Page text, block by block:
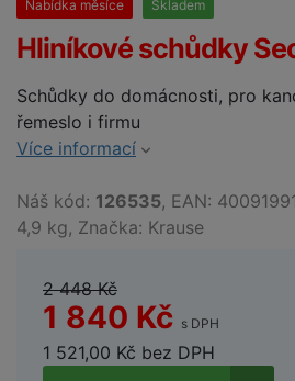
Nabídka měsíce Skladem
Hliníkové schůdky
Schůdky do domácnosti, pro
řemeslo i firmu
Více informací
Náš kód: 126535, EAN:
4,9 kg, Značka: Krause
2 448 Kč
1 840 Kč s DPH
1 521,00 Kč bez DPH